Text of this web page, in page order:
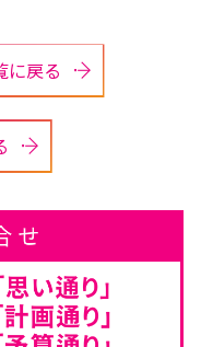
に戻る